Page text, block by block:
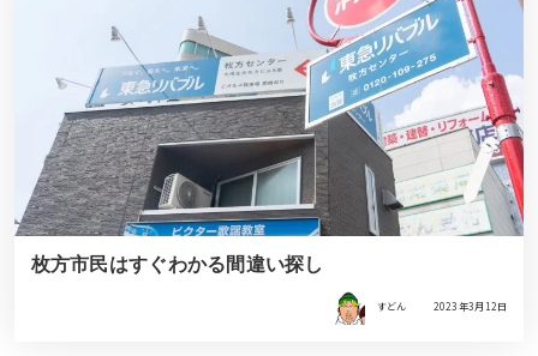
枚方市民はすぐわかる間違い探し
すどん 2023年3月12日